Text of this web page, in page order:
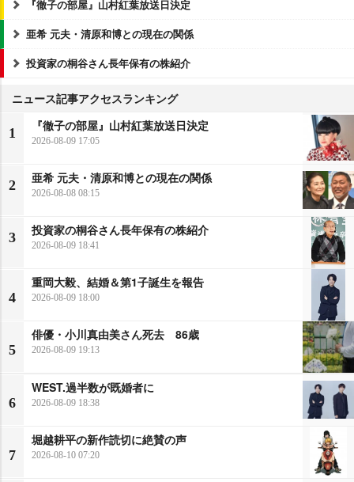
『徹子の部屋』山村紅葉放送日決定
亜希 元夫・清原和博との現在の関係
投資家の桐谷さん長年保有の株紹介
ニュース記事アクセスランキング
1
『徹子の部屋』山村紅葉放送日決定
2026-08-09 17:05
2
亜希 元夫・清原和博との現在の関係
2026-08-08 08:15
3
投資家の桐谷さん長年保有の株紹介
2026-08-09 18:41
4
重岡大毅、結婚＆第1子誕生を報告
2026-08-09 18:00
5
俳優・小川真由美さん死去 86歳
2026-08-09 19:13
6
WEST.過半数が既婚者に
2026-08-09 18:38
7
堀越耕平の新作読切に絶賛の声
2026-08-10 07:20